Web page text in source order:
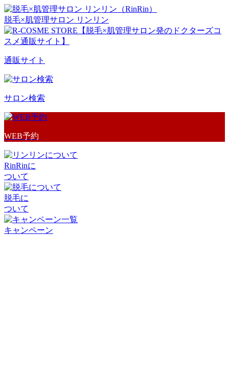
脱毛×肌管理サロン リンリン
通販サイト
サロン検索
WEB予約
RinRinに
ついて
脱毛に
ついて
キャンペーン